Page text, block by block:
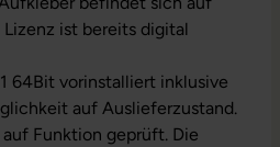
ist bereits digital
64Bit vorinstalliert inklusive
auf Auslieferzustand.
Funktion geprüft. Die